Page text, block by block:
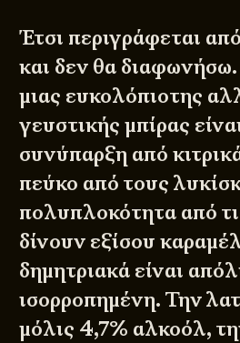
Έτσι περιγράφεται
και δεν θα
μιας ευκολόπιοτης
γευστικής μπίρας
συνύπαρξη από
πεύκο από τους
πολυπλοκότητα από
δίνουν εξίσου
δημητριακά είναι
ισορροπημένη. Την
μόλις 4,7% αλκοόλ,